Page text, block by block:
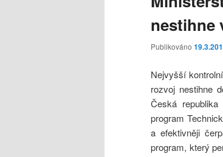
nestihne
Publikováno
Nejvyšší
rozvoj nestihne
Česká
program
a efektivněji
program, který